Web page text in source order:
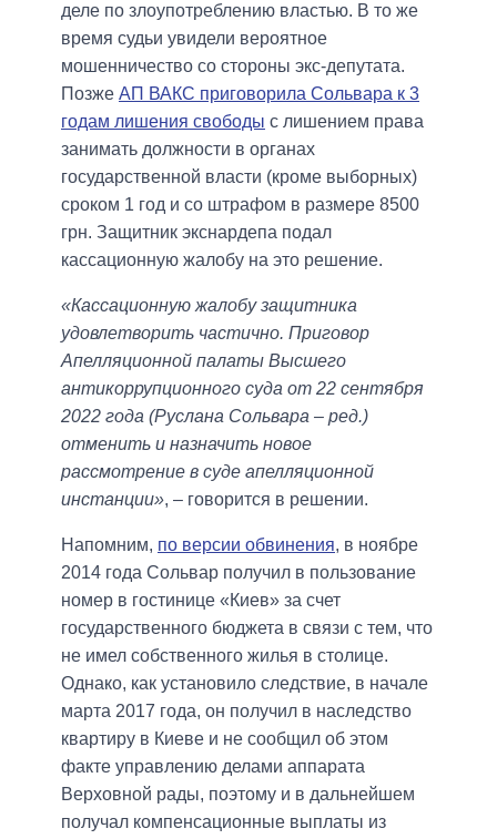
деле по злоупотреблению властью. В то же
время судьи увидели вероятное
мошенничество со стороны экс-депутата.
Позже АП ВАКС приговорила Сольвара к 3
годам лишения свободы с лишением права
занимать должности в органах
государственной власти (кроме выборных)
сроком 1 год и со штрафом в размере 8500
грн. Защитник экснардепа подал
кассационную жалобу на это решение.
«Кассационную жалобу защитника
удовлетворить частично. Приговор
Апелляционной палаты Высшего
антикоррупционного суда от 22 сентября
2022 года (Руслана Сольвара – ред.)
отменить и назначить новое
рассмотрение в суде апелляционной
инстанции», – говорится в решении.
Напомним, по версии обвинения, в ноябре
2014 года Сольвар получил в пользование
номер в гостинице «Киев» за счет
государственного бюджета в связи с тем, что
не имел собственного жилья в столице.
Однако, как установило следствие, в начале
марта 2017 года, он получил в наследство
квартиру в Киеве и не сообщил об этом
факте управлению делами аппарата
Верховной рады, поэтому и в дальнейшем
получал компенсационные выплаты из